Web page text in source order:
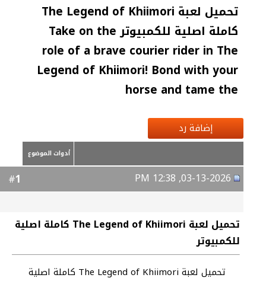
تحميل لعبة The Legend of Khiimori
كاملة اصلية للكمبيوتر Take on the
role of a brave courier rider in The
Legend of Khiimori! Bond with your
horse and tame the
إضافة رد
أدوات الموضوع
1
تحميل لعبة The Legend of Khiimori كاملة اصلية
للكمبيوتر
تحميل لعبة The Legend of Khiimori كاملة اصلية